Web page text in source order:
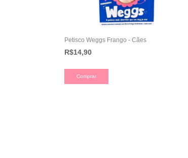
Petisco Weggs Frango - Cães
R$14,90
Comprar